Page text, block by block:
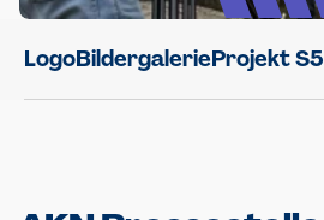
LogoBildergalerieProjekt S5